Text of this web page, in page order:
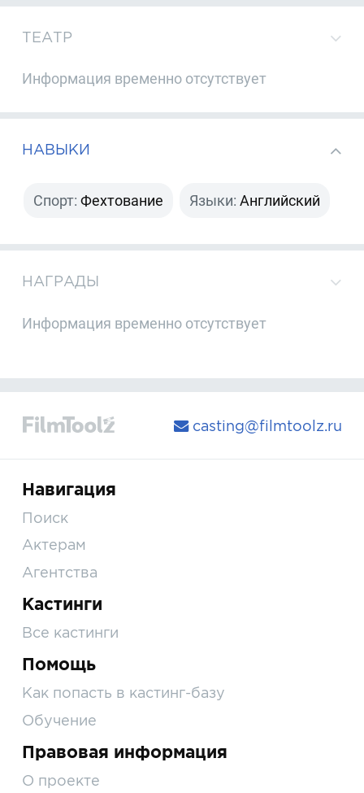
ТЕАТР
Информация временно отсутствует
НАВЫКИ
Спорт: Фехтование Языки: Английский
НАГРАДЫ
Информация временно отсутствует
casting@filmtoolz.ru
Навигация
Поиск
Актерам
Агентства
Кастинги
Все кастинги
Помощь
Как попасть в кастинг-базу
Обучение
Правовая информация
О проекте